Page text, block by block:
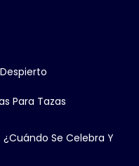
Para Tazas
Se Celebra Y